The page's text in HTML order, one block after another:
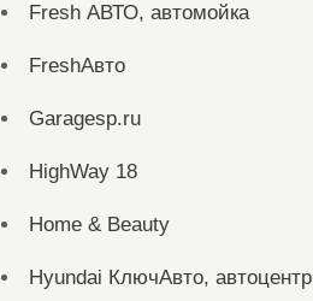
Fresh АВТО, автомойка
FreshАвто
Garagesp.ru
HighWay 18
Home & Beauty
Hyundai КлючАвто, автоцентр